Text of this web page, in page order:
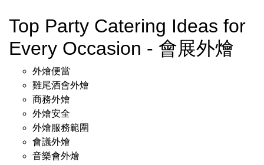
Top Party Catering Ideas for
Every Occasion - 會展外燴
外燴便當
雞尾酒會外燴
商務外燴
外燴安全
外燴服務範圍
會議外燴
音樂會外燴